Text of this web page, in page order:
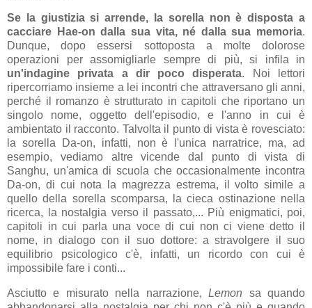
Se la giustizia si arrende, la sorella non è disposta a
cacciare Hae-on dalla sua vita, né dalla sua memoria.
Dunque, dopo essersi sottoposta a molte dolorose
operazioni per assomigliarle sempre di più, si infila in
un'indagine privata a dir poco disperata. Noi lettori
ripercorriamo insieme a lei incontri che attraversano gli anni,
perché il romanzo è strutturato in capitoli che riportano un
singolo nome, oggetto dell'episodio, e l'anno in cui è
ambientato il racconto. Talvolta il punto di vista è rovesciato:
la sorella Da-on, infatti, non è l'unica narratrice, ma, ad
esempio, vediamo altre vicende dal punto di vista di
Sanghu, un'amica di scuola che occasionalmente incontra
Da-on, di cui nota la magrezza estrema, il volto simile a
quello della sorella scomparsa, la cieca ostinazione nella
ricerca, la nostalgia verso il passato,... Più enigmatici, poi,
capitoli in cui parla una voce di cui non ci viene detto il
nome, in dialogo con il suo dottore: a stravolgere il suo
equilibrio psicologico c'è, infatti, un ricordo con cui è
impossibile fare i conti...
Asciutto e misurato nella narrazione,Lemon sa quando